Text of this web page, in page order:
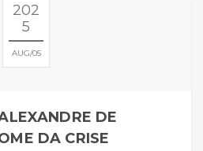
202
5
AUG 05
DE
DA CRISE